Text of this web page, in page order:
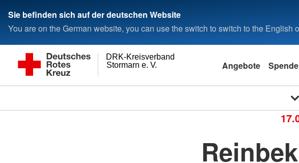
Sie befinden sich auf der deutschen Website
You are on the German website, you can use the switch to switch to the English
Stormarn e. V.
DRK-Kreisverband
Angebote